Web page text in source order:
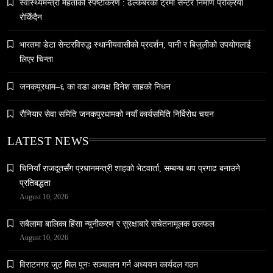
नेपालमा युनिफिकेशन चर्चको सम्बन्ध उजागर
वन्यजन्तु वातावरण
नेपालको वन्यजन्तु पर्यटन प्रवर्द्धनमा महत्वपूर्ण योगदान
हनुमान जयन्ती आज मनाइँदै
स्वास्थ्यमन्त्री मेहताको स्पष्टीकरण : ढल्केबरको ट्रमा सेन्टर निर्माण प्रक्रिया
रोकिँदैन
भारतमा डेटा सेन्टरविरुद्ध स्थानीयवासीको प्रदर्शन, पानी र बिजुलीको उपयोगलाई
लिएर चिन्ता
जनकपुरधाम–६ का वडा अध्यक्ष दिनेश साहको निधन
रौनियार सेवा समिति जनकपुरधामको नयाँ कार्यसमिति निर्विरोध चयन
LATEST NEWS
चिनियाँ राजदूतसँग प्रधानमन्त्री शाहको भेटवार्ता, सम्बन्ध थप प्रगाढ बनाउने
प्रतिबद्धता
August 10, 2026
सबैलामा बालिका हिंसा न्यूनीकरण र सुरक्षाबारे सचेतनामूलक छलफल
August 10, 2026
विराटनगर जुट मिल पुनः सञ्चालन गर्न अध्ययन कार्यदल गठन